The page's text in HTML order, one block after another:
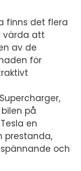
finns det flera
värda att
av de
för
på
en
prestanda,
och